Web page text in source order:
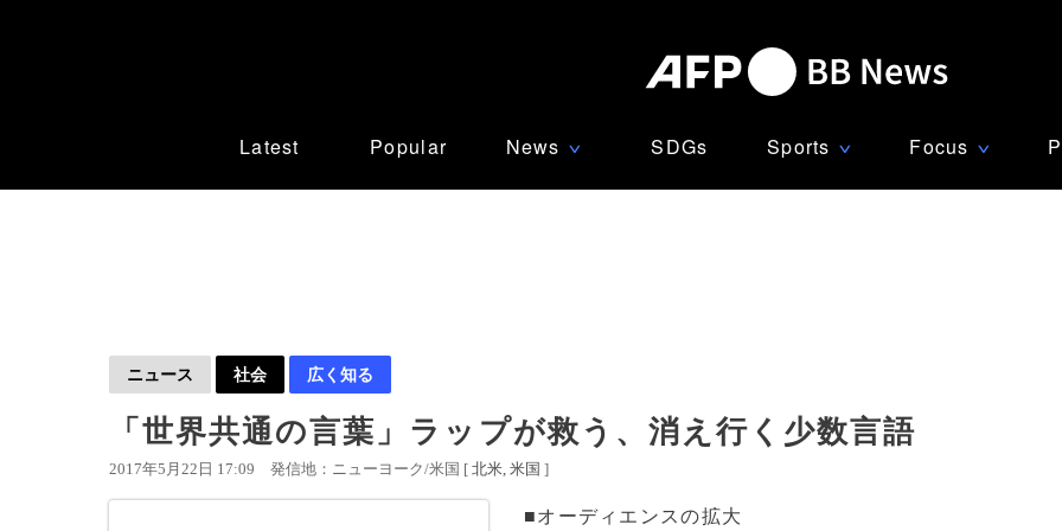
Latest Popular News ∨ SDGs Sports ∨ Focus ∨
ニュース 社会 広く知る
「世界共通の言葉」ラップが救う、消え行く少数言語
2017年5月22日 17:09 発信地：ニューヨーク/米国 [ 北米 米国 ]
■オーディエンスの拡大